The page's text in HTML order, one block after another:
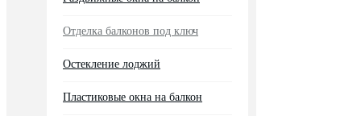
Отделка балконов под ключ
Остекление лоджий
Пластиковые окна на балкон